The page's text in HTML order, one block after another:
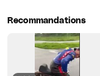
Recommandations